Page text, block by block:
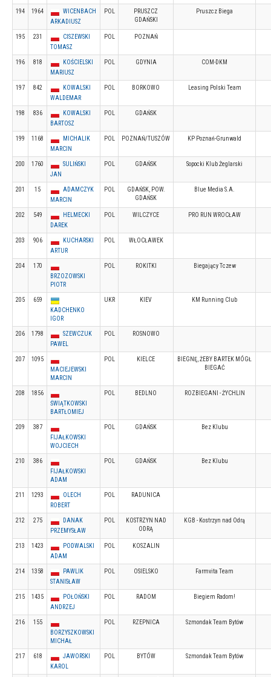
194 1964
WICENBACH
ARKADIUSZ
POL
PRUSZCZ
GDAŃSKI
Pruszcz Biega
195 231
CISZEWSKI
TOMASZ
POL POZNAŃ
196 818
KOŚCIELSKI
MARIUSZ
POL GDYNIA COM-DKM
197 842
KOWALSKI
WALDEMAR
POL BORKOWO Leasing Polski Team
198 836
KOWALSKI
BARTOSZ
POL GDAŃSK
199 1168
MICHALIK
MARCIN
POL POZNAŃ/TUSZÓW KP Poznań-Grunwald
200 1760
SULIŃSKI
JAN
POL GDAŃSK Sopocki Klub Żeglarski
201 15
ADAMCZYK
MARCIN
POL
GDAŃSK, POW.
GDAŃSK
Blue Media S.A.
202 549
HELMECKI
DAREK
POL WILCZYCE PRO RUN WROCŁAW
203 906
KUCHARSKI
ARTUR
POL WŁOCŁAWEK
204
170
BRZOZOWSKI
PIOTR
POL ROKITKI Biegający Tczew
205
659
KADCHENKO
IGOR
UKR KIEV KM Running Club
206 1798
SZEWCZUK
PAWEL
POL ROSNOWO
207
1095
MACIEJEWSKI
MARCIN
POL KIELCE
BIEGNĘ, ŻEBY BARTEK MÓGŁ
BIEGAĆ
208
1856
ŚWIĄTKOWSKI
BARTŁOMIEJ
POL BEDLNO ROZBIEGANI - ŻYCHLIN
209
387
FIJAŁKOWSKI
WOJCIECH
POL GDAŃSK Bez Klubu
210
386
FIJAŁKOWSKI
ADAM
POL GDAŃSK Bez Klubu
211 1293
OLECH
ROBERT
POL RADUNICA
212 275
DANAK
PRZEMYSŁAW
POL
KOSTRZYN NAD
ODRĄ
KGB - Kostrzyn nad Odrą
213 1423
PODWALSKI
ADAM
POL KOSZALIN
214 1358
PAWLIK
STANISŁAW
POL OSIELSKO Farmvita Team
215 1435
POŁOŃSKI
ANDRZEJ
POL RADOM Biegiem Radom!
216
155
BORZYSZKOWSKI
MICHAŁ
POL RZEPNICA Szmondak Team Bytów
217 618
JAWORSKI
KAROL
POL BYTÓW Szmondak Team Bytów